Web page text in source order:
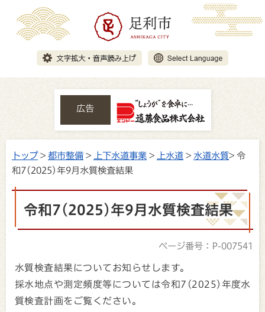
広告
トップ> 都市整備 > 上下水道事業 > 上水道 > 水道水質> 令
和7(2025)年9月水質検査結果
令和7(2025)年9月水質検査結果
ページ番号：P-007541
水質検査結果についてお知らせします。
採水地点や測定頻度等については令和7(2025)年度水
質検査計画をご覧ください。